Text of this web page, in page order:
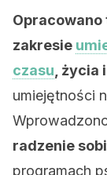
zakresie
czasu , życia
umiejętności
radzenie
programach